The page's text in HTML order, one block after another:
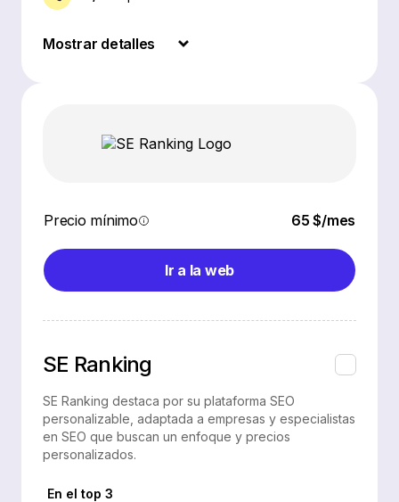
Mostrar detalles
Precio mínimo 65 $/mes
Ir a la web
SE Ranking
SE Ranking destaca por su plataforma SEO
personalizable, adaptada a empresas y especialistas
en SEO que buscan un enfoque y precios
personalizados.
En el top 3